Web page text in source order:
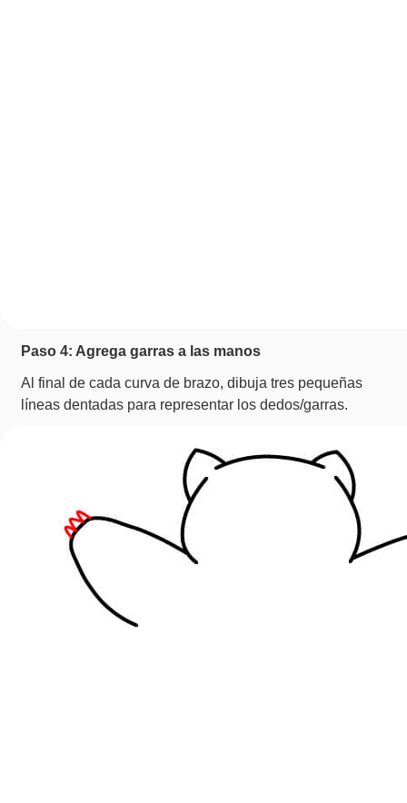
Paso 4: Agrega garras a las manos
Al final de cada curva de brazo, dibuja tres pequeñas
líneas dentadas para representar los dedos/garras.